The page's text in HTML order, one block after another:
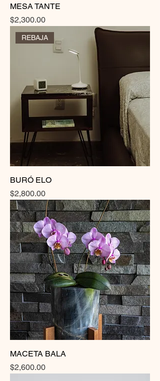
MESA TANTE
Precio
$2,300.00
REBAJA
BURÓ ELO
Precio
$2,800.00
MACETA BALA
Precio
$2,600.00